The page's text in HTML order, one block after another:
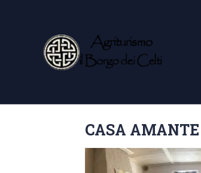
CASA